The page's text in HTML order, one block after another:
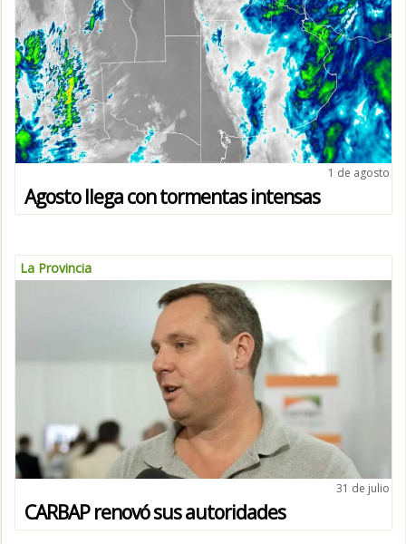
1 de agosto
Agosto llega con tormentas intensas
La Provincia
31 de julio
CARBAP renovó sus autoridades